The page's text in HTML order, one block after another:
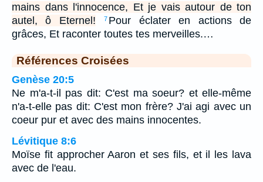
mains dans l'innocence, Et je vais autour de ton
autel, ô Eternel!
7 Pour éclater en actions de
grâces, Et raconter toutes tes merveilles.…
Références Croisées
Genèse 20:5
Ne m'a-t-il pas dit: C'est ma soeur? et elle-même
n'a-t-elle pas dit: C'est mon frère? J'ai agi avec un
coeur pur et avec des mains innocentes.
Lévitique 8:6
Moïse fit approcher Aaron et ses fils, et il les lava
avec de l'eau.